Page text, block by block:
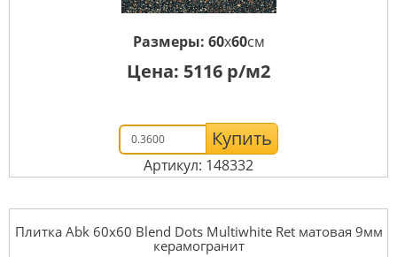
Размеры: 60x60см
Цена: 5116 р/м2
Купить
Артикул: 148332
Плитка Abk 60x60 Blend Dots Multiwhite Ret матовая 9мм
керамогранит